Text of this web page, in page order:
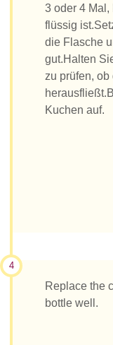
3 oder 4
flüssig
die Flasche
gut.Halten
zu prüfen,
Kuchen auf.
4
Replace the
bottle well.